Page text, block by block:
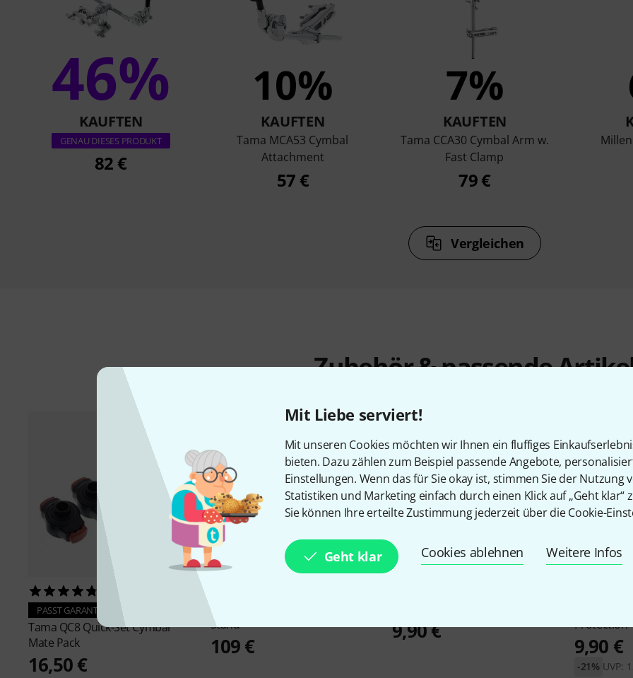
Mit Liebe serviert!
Mit unseren Cookies möchten wir Ihnen ein fluffiges
bieten. Dazu zählen zum Beispiel passende Angebote,
Einstellungen. Wenn das für Sie okay ist, stimmen Sie der Nutzung
Statistiken und Marketing einfach durch einen Klick auf „Geht klar“
Sie können Ihre erteilte Zustimmung jederzeit über die Cookie-
Geht klar Cookies ablehnen Weitere Infos
46%
KAUFTEN
GENAU DIESES PRODUKT
82 €
10%
KAUFTEN
Tama MCA53 Cymbal
Attachment
57 €
7%
KAUFTEN
Tama CCA30 Cymbal Arm w.
Fast Clamp
79 €
Vergleichen
Zubehör & passende
PASST GARANTIERT
Tama QC8 Quick-Set Cymbal
Mate Pack
16,50 €
Tama
Stand
109 €
9,90 €
Protection
9,90 €
UVP:
-21%